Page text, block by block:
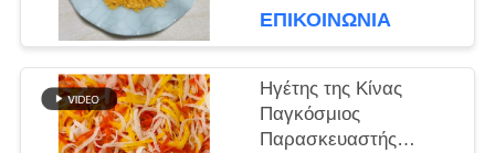
ΧΆΡΤΗΣ
ΙΣΤΌΤΟΠΟΥ
ΕΠΙΚΟΙΝΩΝΊΑ
Ηγέτης της Κίνας
Παγκόσμιος
Παρασκευαστής